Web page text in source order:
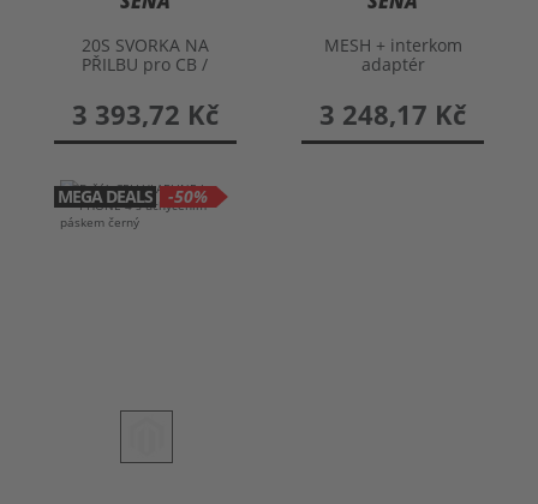
20S SVORKA NA
PŘILBU pro CB /
Davidson
3 393,72 Kč
MESH + interkom
adaptér
3 248,17 Kč
MEGA DEALS -50%